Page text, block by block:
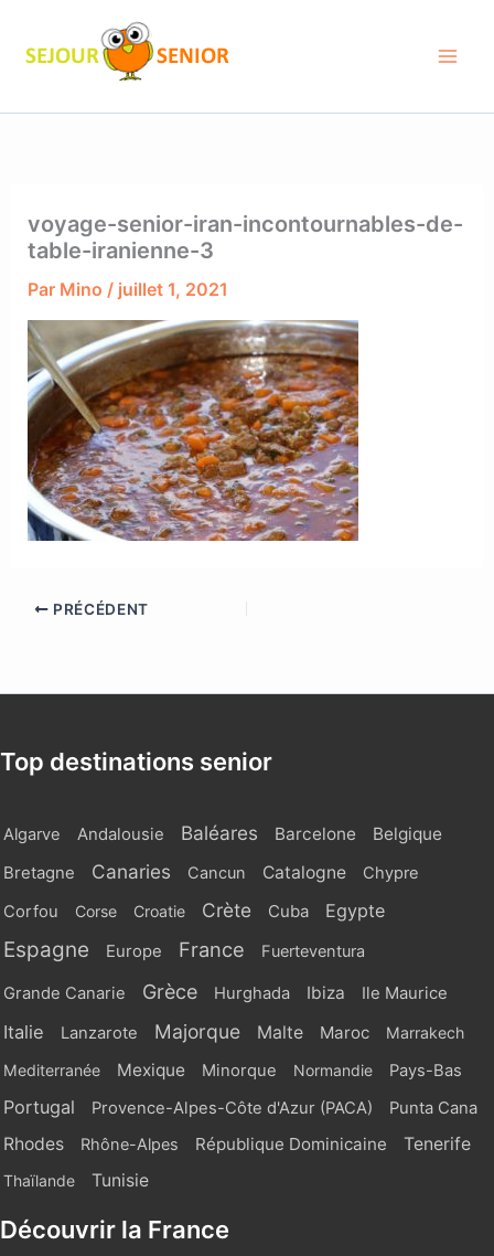
contenu
voyage-senior-iran-incontournables-de-
table-iranienne-3
Par Mino / juillet 1, 2021
PRÉCÉDENT
Top destinations senior
Algarve Andalousie Baléares Barcelone Belgique
Bretagne Canaries Cancun Catalogne
Chypre
Corfou
Corse Croatie Crète Cuba Egypte
Espagne Europe France Fuerteventura
Grande Canarie Grèce Hurghada Ibiza Ile Maurice
Italie Lanzarote Majorque Malte Maroc
Marrakech
Mediterranée
Mexique Minorque Normandie Pays-Bas
Portugal Provence-Alpes-Côte d'Azur (PACA) Punta Cana
Rhodes Rhône-Alpes République Dominicaine Tenerife
Thaïlande Tunisie
Découvrir la France